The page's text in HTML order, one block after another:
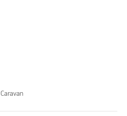
Caravan